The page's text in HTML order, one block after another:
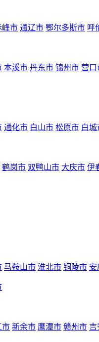
峰市 通辽市 鄂尔多斯市 呼
本溪市 丹东市 锦州市 营口
通化市 白山市 松原市 白城
鹤岗市 双鸭山市 大庆市 伊
马鞍山市 淮北市 铜陵市 安
市 新余市 鹰潭市 赣州市 吉